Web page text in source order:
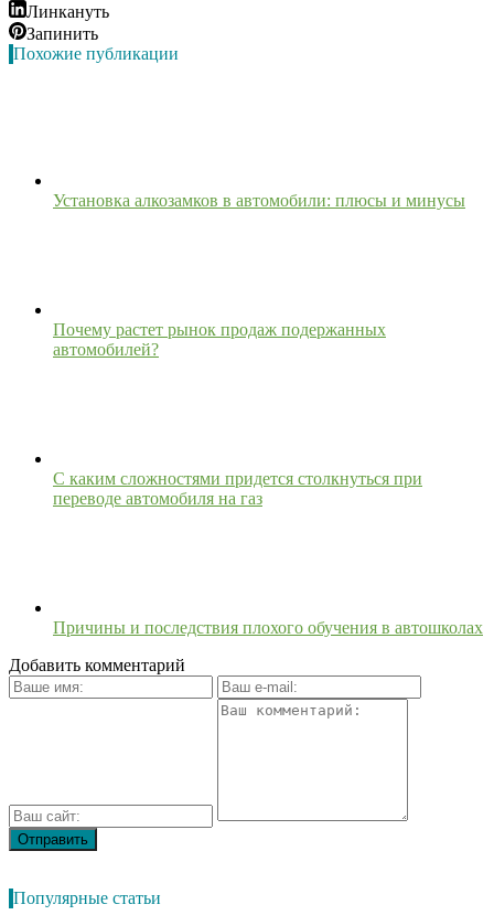
Линкануть
Запинить
Похожие публикации
Установка алкозамков в автомобили: плюсы и минусы
Почему растет рынок продаж подержанных
автомобилей?
С каким сложностями придется столкнуться при
переводе автомобиля на газ
Причины и последствия плохого обучения в автошколах
Добавить комментарий
Популярные статьи